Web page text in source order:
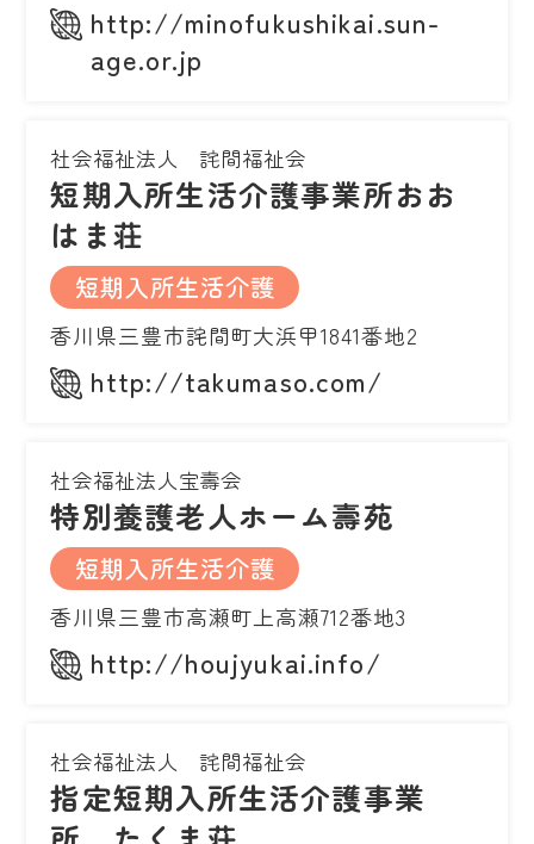
http://minofukushikai.sun-
age.or.jp
社会福祉法人 詫間福祉会
短期入所生活介護事業所おお
はま荘
短期入所生活介護
香川県三豊市詫間町大浜甲1841番地2
http://takumaso.com/
社会福祉法人宝壽会
特別養護老人ホーム壽苑
短期入所生活介護
香川県三豊市高瀬町上高瀬712番地3
http://houjyukai.info/
社会福祉法人 詫間福祉会
指定短期入所生活介護事業